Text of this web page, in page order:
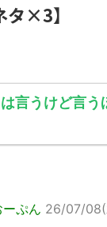
×3】
言うけど言う
ぷん 26/07/